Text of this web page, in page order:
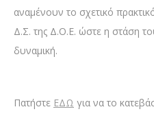
αναμένουν το σχετικό
Δ.Σ. της Δ.Ο.Ε. ώστε η στάση
δυναμική.
Πατήστε ΕΔΩ για να το